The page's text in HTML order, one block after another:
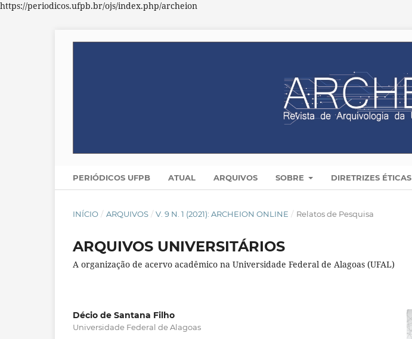
https://periodicos.ufpb.br/ojs/index.php/archeion
PERIÓDICOS UFPB ATUAL ARQUIVOS SOBRE DIRETRIZES ÉTICAS
INÍCIO / ARQUIVOS / V. 9 N. 1 (2021): ARCHEION ONLINE / Relatos de Pesquisa
ARQUIVOS UNIVERSITÁRIOS
A organização de acervo acadêmico na Universidade Federal de Alagoas (UFAL)
Décio de Santana Filho
Universidade Federal de Alagoas